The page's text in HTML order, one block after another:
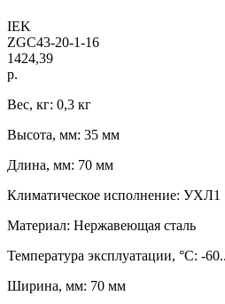
IEK
ZGC43-20-1-16
1424,39
р.
Вес, кг: 0,3 кг
Высота, мм: 35 мм
Длина, мм: 70 мм
Климатическое исполнение: УХЛ1
Материал: Нержавеющая сталь
Температура эксплуатации, °C: -
Ширина, мм: 70 мм